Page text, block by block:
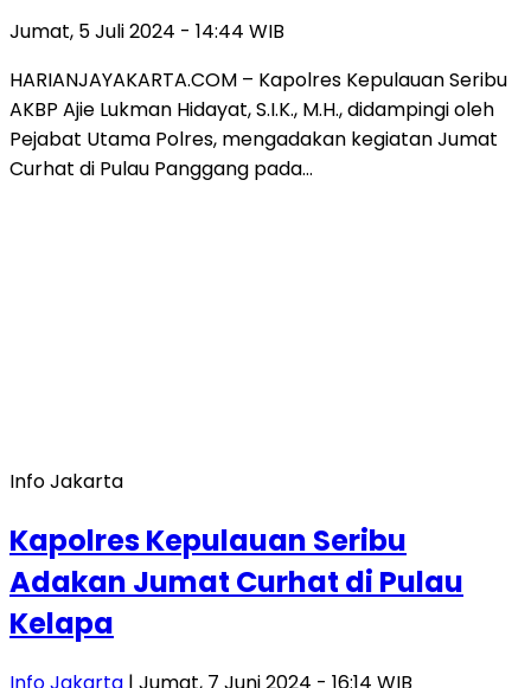
Jumat, 5 Juli 2024 - 14:44 WIB
HARIANJAYAKARTA.COM – Kapolres Kepulauan Seribu
AKBP Ajie Lukman Hidayat, S.I.K., M.H., didampingi oleh
Pejabat Utama Polres, mengadakan kegiatan Jumat
Curhat di Pulau Panggang pada…
Info Jakarta
Kapolres Kepulauan Seribu
Adakan Jumat Curhat di Pulau
Kelapa